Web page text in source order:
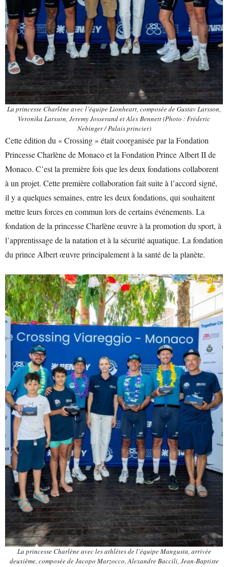
La princesse Charlène avec l’équipe Lionheart, composée de Gustav Larsson,
Veronika Larsson, Jeremy Josserand et Alex Bennett (Photo : Fréderic
Nebinger / Palais princier)
Cette édition du « Crossing » était coorganisée par la Fondation
Princesse Charlène de Monaco et la Fondation Prince Albert II de
Monaco. C’est la première fois que les deux fondations collaborent
à un projet. Cette première collaboration fait suite à l’accord signé,
il y a quelques semaines, entre les deux fondations, qui souhaitent
mettre leurs forces en commun lors de certains événements. La
fondation de la princesse Charlène œuvre à la promotion du sport, à
l’apprentissage de la natation et à la sécurité aquatique. La fondation
du prince Albert œuvre principalement à la santé de la planète.
La princesse Charlène avec les athlètes de l’équipe Mangusta, arrivée
deuxième, composée de Jacopo Marzocco, Alexandre Baccili, Jean-Baptiste